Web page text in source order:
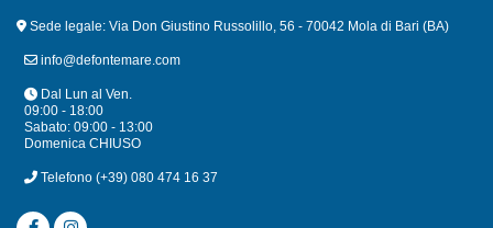
Sede legale: Via Don Giustino Russolillo, 56 - 70042 Mola di Bari (BA)
info@defontemare.com
Dal Lun al Ven.
09:00 - 18:00
Sabato: 09:00 - 13:00
Domenica CHIUSO
Telefono (+39) 080 474 16 37